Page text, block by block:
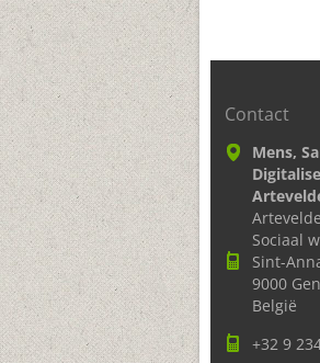
Contact
Mens,
Sociaal
Sint-
9000
België
+32 9